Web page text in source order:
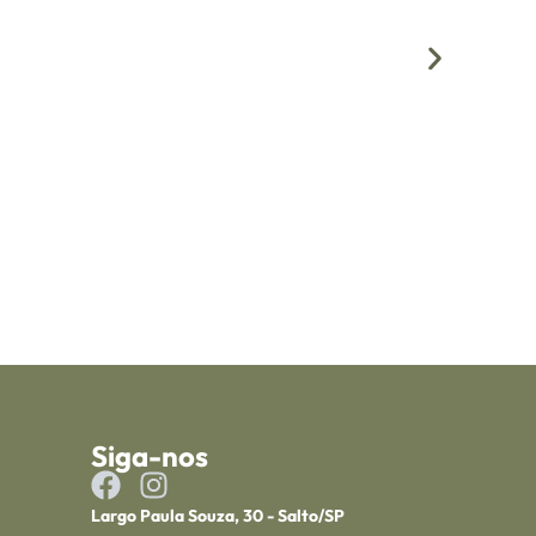
Siga-nos
Largo Paula Souza, 30 - Salto/SP